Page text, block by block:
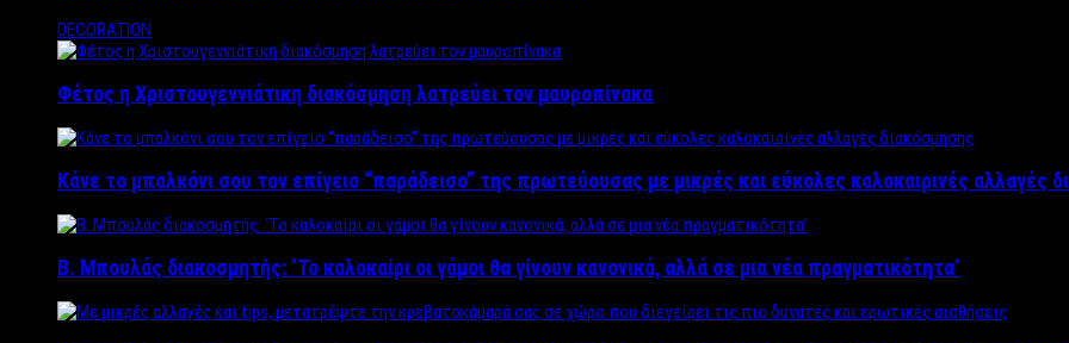
DECORATION
Φέτος η Χριστουγεννιάτικη διακόσμηση λατρεύει τον μαυροπίνακα
Κάνε το μπαλκόνι σου τον επίγειο “παράδεισο” της πρωτεύουσας με μικρές και εύκολες καλοκαιρινές αλλαγές
Β. Μπουλάς διακοσμητής: ‘Το καλοκαίρι οι γάμοι θα γίνουν κανονικά, αλλά σε μια νέα πραγματικότητα’